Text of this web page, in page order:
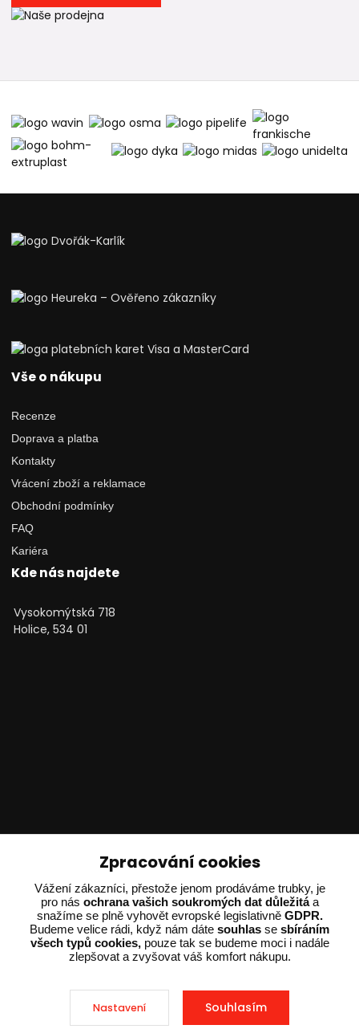
Vše o nákupu
Recenze
Doprava a platba
Kontakty
Vrácení zboží a reklamace
Obchodní podmínky
FAQ
Kariéra
Kde nás najdete
Vysokomýtská 718
Holice, 534 01
Ing. Adam Dvořák
+420 602 234 254
(Po-Pá 8:00 - 15:00)
potrebujiporadit@dvorak-karlik.cz
Zpracování cookies
Vážení zákazníci, přestože jenom prodáváme trubky, je
pro nás ochrana vašich soukromých dat důležitáa
snažíme se plně vyhovět evropské legislativně GDPR.
Budeme velice rádi, když nám dáte souhlas se sbíráním
všech typů cookies,pouze tak se budeme moci i nadále
zlepšovat a zvyšovat váš komfort nákupu.
Nastavení Souhlasím